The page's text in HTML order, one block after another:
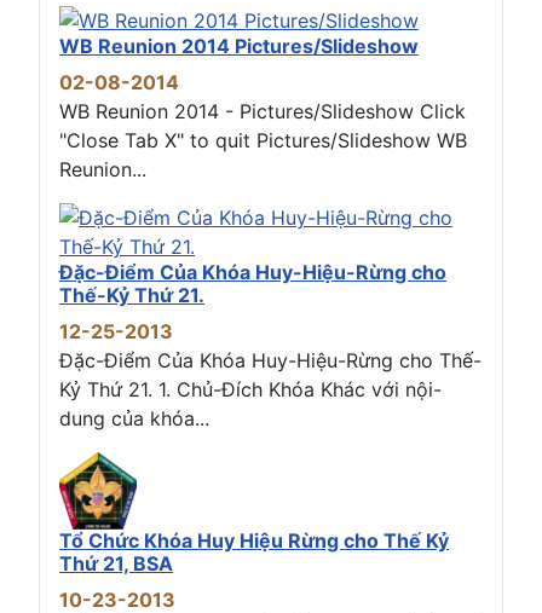
WB Reunion 2014 Pictures/Slideshow
02-08-2014
WB Reunion 2014 - Pictures/Slideshow Click
"Close Tab X" to quit Pictures/Slideshow WB
Reunion...
Đặc-Điểm Của Khóa Huy-Hiệu-Rừng cho
Thế-Kỷ Thứ 21.
12-25-2013
Đặc-Điểm Của Khóa Huy-Hiệu-Rừng cho Thế-
Kỷ Thứ 21. 1. Chủ-Đích Khóa Khác với nội-
dung của khóa...
Tổ Chức Khóa Huy Hiệu Rừng cho Thế Kỷ
Thứ 21, BSA
10-23-2013